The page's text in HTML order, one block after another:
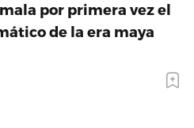
por primera vez el
de la era maya